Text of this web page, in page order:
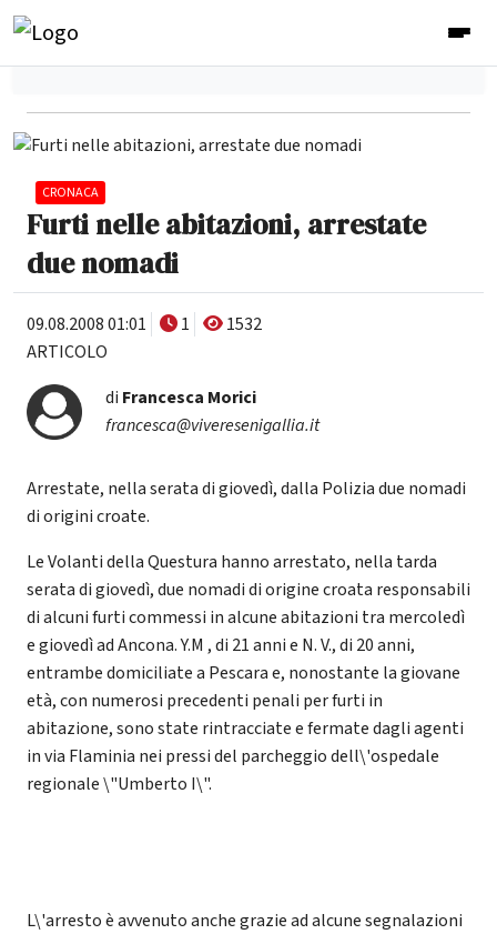
CRONACA
Furti nelle abitazioni, arrestate
due nomadi
09.08.2008 01:01 1
1532
ARTICOLO
di Francesca Morici
francesca@viveresenigallia.it
Arrestate, nella serata di giovedì, dalla Polizia due nomadi
di origini croate.
Le Volanti della Questura hanno arrestato, nella tarda
serata di giovedì, due nomadi di origine croata responsabili
di alcuni furti commessi in alcune abitazioni tra mercoledì
e giovedì ad Ancona. Y.M , di 21 anni e N. V., di 20 anni,
entrambe domiciliate a Pescara e, nonostante la giovane
età, con numerosi precedenti penali per furti in
abitazione, sono state rintracciate e fermate dagli agenti
in via Flaminia nei pressi del parcheggio dell\'ospedale
regionale \"Umberto I\".
L\'arresto è avvenuto anche grazie ad alcune segnalazioni